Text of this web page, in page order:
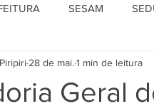
SESAM
SEGOV SEPLAN SDU
Geral
28 de mai. 1 min de leitura